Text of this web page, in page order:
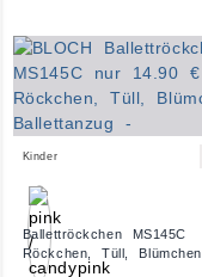
Kinder
Ballettröckchen MS145C
Röckchen, Tüll, Blümchen